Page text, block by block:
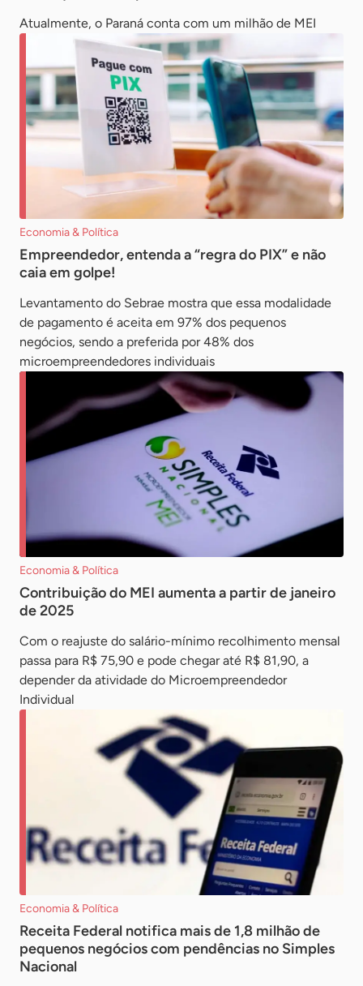
Atualmente, o Paraná conta com um milhão de MEI
Economia & Política
Empreendedor, entenda a “regra do PIX” e não
caia em golpe!
Levantamento do Sebrae mostra que essa modalidade
de pagamento é aceita em 97% dos pequenos
negócios, sendo a preferida por 48% dos
microempreendedores individuais
Economia & Política
Contribuição do MEI aumenta a partir de janeiro
de 2025
Com o reajuste do salário-mínimo recolhimento mensal
passa para R$ 75,90 e pode chegar até R$ 81,90, a
depender da atividade do Microempreendedor
Individual
Economia & Política
Receita Federal notifica mais de 1,8 milhão de
pequenos negócios com pendências no Simples
Nacional